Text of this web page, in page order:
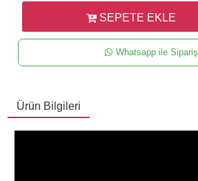
SEPETE EKLE
Whatsapp ile Sipariş
Ürün Bilgileri